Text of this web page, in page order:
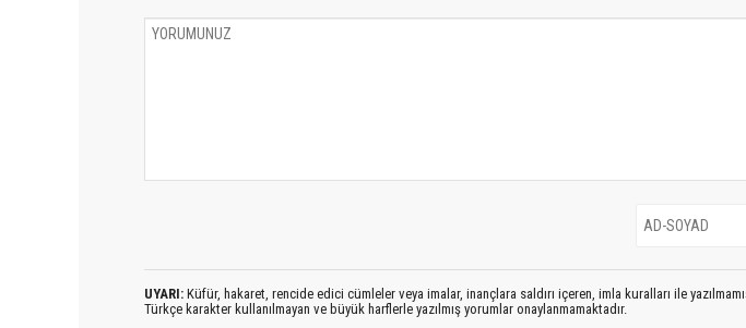
UYARI: Küfür, hakaret, rencide edici cümleler veya imalar, inançlara saldırı içeren, imla kuralları ile
Türkçe karakter kullanılmayan ve büyük harflerle yazılmış yorumlar onaylanmamaktadır.